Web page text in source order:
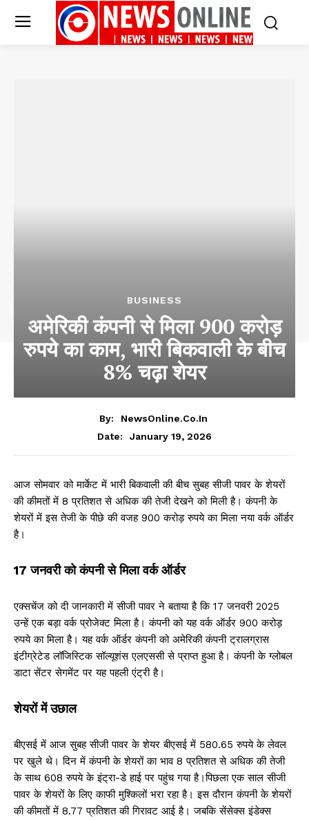
BUSINESS
अमेरिकी कंपनी से मिला 900 करोड़
रुपये का काम, भारी बिकवाली के बीच
8% चढ़ा शेयर
By:
NewsOnline.co.in
Date:
January 19, 2026
आज सोमवार को मार्केट में भारी बिकवाली की बीच सुबह सीजी पावर के शेयरों
की कीमतों में 8 प्रतिशत से अधिक की तेजी देखने को मिली है। कंपनी के
शेयरों में इस तेजी के पीछे की वजह 900 करोड़ रुपये का मिला नया वर्क ऑर्डर
है।
17 जनवरी को कंपनी से मिला वर्क ऑर्डर
एक्सचेंज को दी जानकारी में सीजी पावर ने बताया है कि 17 जनवरी 2025
उन्हें एक बड़ा वर्क प्रोजेक्ट मिला है। कंपनी को यह वर्क ऑर्डर 900 करोड़
रुपये का मिला है। यह वर्क ऑर्डर कंपनी को अमेरिकी कंपनी ट्रालग्रास
इंटीग्रेटेड लॉजिस्टिक सॉल्यूशंस एलएससी से प्राप्त हुआ है। कंपनी के ग्लोबल
डाटा सेंटर सेगमेंट पर यह पहली एंट्री है।
शेयरों में उछाल
बीएसई में आज सुबह सीजी पावर के शेयर बीएसई में 580.65 रुपये के लेवल
पर खुले थे। दिन में कंपनी के शेयरों का भाव 8 प्रतिशत से अधिक की तेजी
के साथ 608 रुपये के इंट्रा-डे हाई पर पहुंच गया है।पिछला एक साल सीजी
पावर के शेयरों के लिए काफी मुश्किलों भरा रहा है। इस दौरान कंपनी के शेयरों
की कीमतों में 8.77 प्रतिशत की गिरावट आई है। जबकि सेंसेक्स इंडेक्स